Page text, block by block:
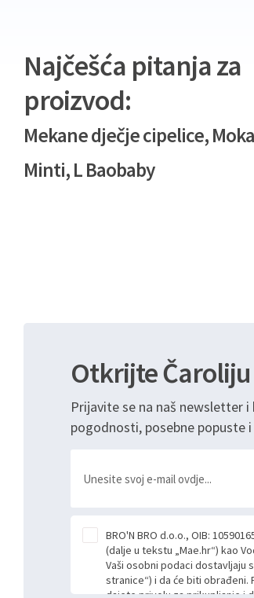
Najčešća pitanja za
proizvod:
Mekane dječje cipelice,
Minti, L Baobaby
Otkrijte
Prijavite se na naš newsletter
pogodnosti, posebne popuste
BRO'N BRO d.o.o., OIB:
(dalje u tekstu „Mae.hr“) kao
Vaši osobni podaci dostavljaju
stranice“) i da će biti obrađeni.
dajete privolu za prikupljanje i